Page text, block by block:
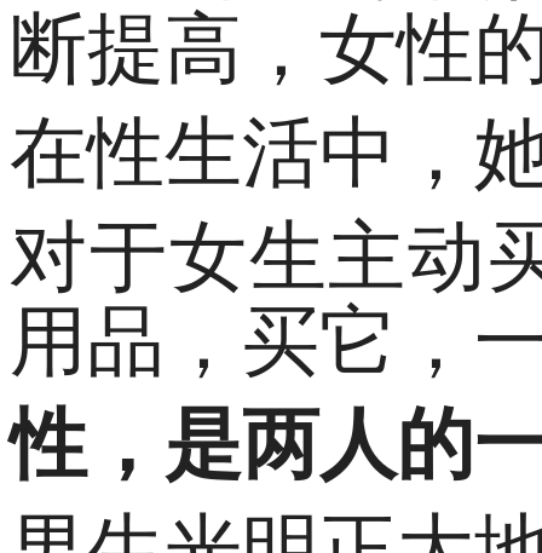
断提高，女性
在性生活中，
对于女生主动
用品，买它，
性，是两人的